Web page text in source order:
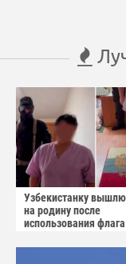
Узбекистанку
на родину после
использования